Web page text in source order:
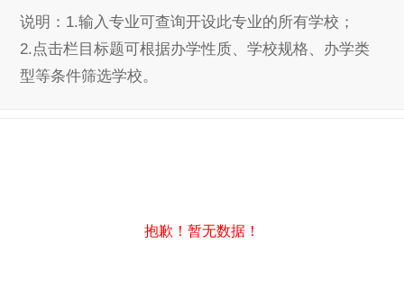
说明：1.输入专业可查询开设此专业的所有学校；
2.点击栏目标题可根据办学性质、学校规格、办学类
型等条件筛选学校。
抱歉！暂无数据！